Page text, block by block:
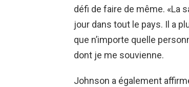
défi de faire de même. «La
jour dans tout le pays. Il a
que n’importe quelle
dont je me souvienne.
Johnson a également